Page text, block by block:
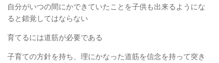
自分がいつの間にかできていたことを子供も出来るようにな
ると錯覚してはならない
育てるには道筋が必要である
子育ての方針を持ち、理にかなった道筋を信念を持って突き